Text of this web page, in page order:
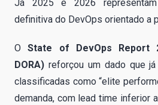
Já 2025 e 2026
definitiva do DevOps orientado a
OState of DevOps Report
DORA) reforçou um dado que
classificadas como “elite
demanda, com lead time inferior